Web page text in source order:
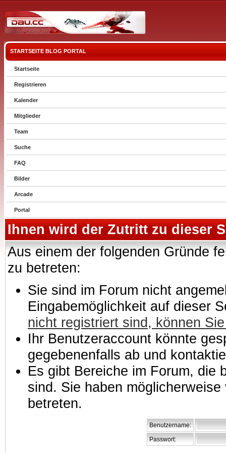
STARTSEITE BLOG PORTAL
Startseite
Registrieren
Kalender
Mitglieder
Team
Suche
FAQ
Bilder
Arcade
Portal
Ihnen wird der Zutritt zu dieser
Aus einem der folgenden Gründe
zu betreten:
Sie sind im Forum nicht
Eingabemöglichkeit auf dieser
nicht registriert sind, können
Ihr Benutzeraccount könnte
gegebenenfalls ab und
Es gibt Bereiche im Forum, die
sind. Sie haben
betreten.
Benutzername:
Passwort: